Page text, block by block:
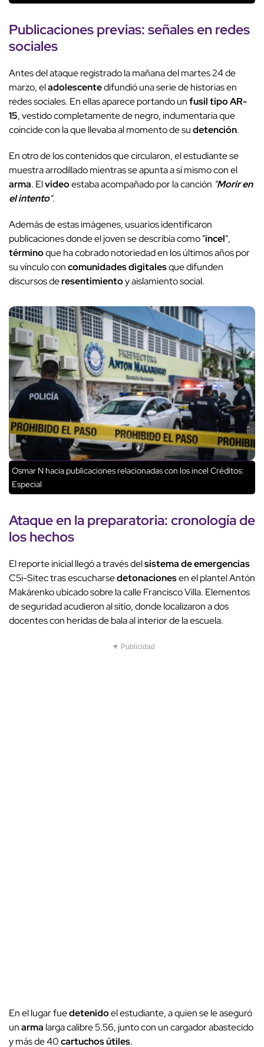
Publicaciones previas:señales en redes
sociales
Antes del ataque registrado la mañana del martes 24 de
marzo, eladolescentedifundió una serie de historias en
redes sociales. En ellas aparece portando unfusil tipo AR-
15, vestido completamente de negro, indumentaria que
coincide con la que llevaba al momento de sudetención.
En otro de los contenidos que circularon, el estudiante se
muestra arrodillado mientras se apunta a sí mismo con el
arma. Elvideoestaba acompañado por la canción "Morir en
el intento".
Además de estas imágenes, usuarios identificaron
publicaciones donde el joven se describía como "incel",
términoque ha cobrado notoriedad en los últimos años por
su vínculo concomunidades digitalesque difunden
discursos deresentimientoy aislamiento social.
Osmar N hacia publicaciones relacionadas con los incel Créditos:
Especial
Ataque en la preparatoria:cronologíade
loshechos
El reporte inicial llegó a través delsistema de emergencias
C5i-Sitec tras escucharsedetonacionesen el plantel Antón
Makárenko ubicado sobre la calle Francisco Villa. Elementos
de seguridad acudieron al sitio, donde localizaron a dos
docentes con heridas de bala al interior de la escuela.
▼ Publicidad
En el lugar fuedetenidoel estudiante, a quien se le aseguró
unarma larga calibre 5.56, junto con un cargador abastecido
y más de 40cartuchos útiles.